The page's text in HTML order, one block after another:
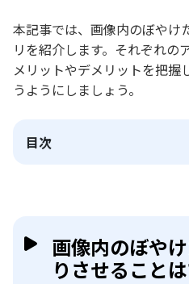
本記事では、画像内のぼやけ
リを紹介します。それぞれの
メリットやデメリットを把握
うようにしましょう。
目次
画像内のぼや
りさせること